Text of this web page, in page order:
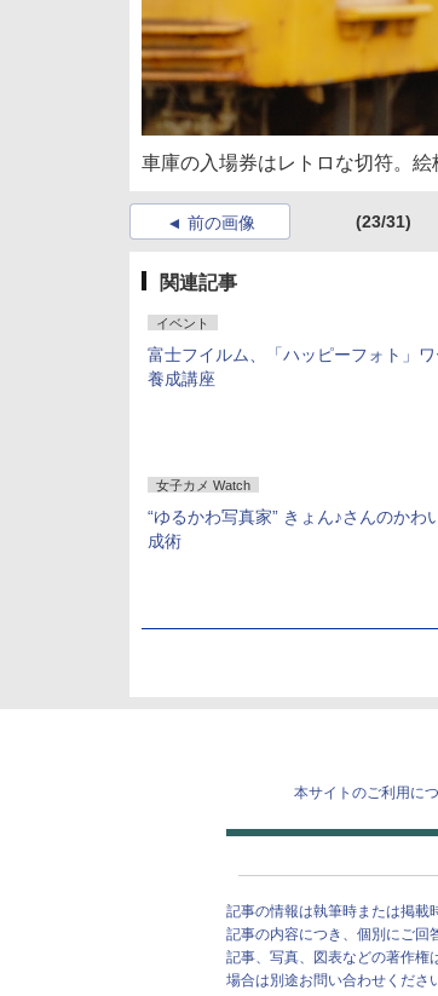
車庫の入場券はレトロな切符。絵
前の画像 (23/31)
関連記事
イベント
富士フイルム、「ハッピーフォト」
養成講座
女子カメ Watch
“ゆるかわ写真家” きょん♪さんのかわ
成術
本サイトのご利用に
記事の情報は執筆時または掲載
記事の内容につき、個別にご回
記事、写真、図表などの著作権
場合は別途お問い合わせくださ